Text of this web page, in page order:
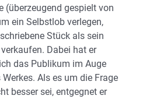
(überzeugend gespielt von
ein Selbstlob verlegen,
Stück als sein
Dabei hat er
das Publikum im Auge
Als es um die Frage
besser sei, entgegnet er